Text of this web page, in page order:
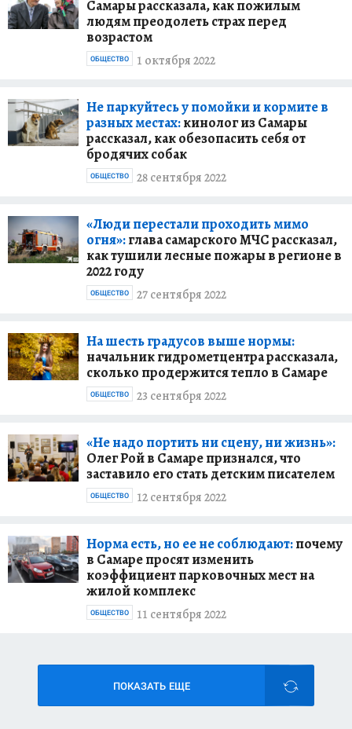
Самары рассказала, как пожилым
людям преодолеть страх перед
возрастом
1 октября 2022
ОБЩЕСТВО
Не паркуйтесь у помойки и кормите в
разных местах:кинолог из Самары
рассказал, как обезопасить себя от
бродячих собак
28 сентября 2022
ОБЩЕСТВО
«Люди перестали проходить мимо
огня»:глава самарского МЧС рассказал,
как тушили лесные пожары в регионе в
2022 году
27 сентября 2022
ОБЩЕСТВО
На шесть градусов выше нормы:
начальник гидрометцентра рассказала,
сколько продержится тепло в Самаре
23 сентября 2022
ОБЩЕСТВО
«Не надо портить ни сцену, ни жизнь»:
Олег Рой в Самаре признался, что
заставило его стать детским писателем
12 сентября 2022
ОБЩЕСТВО
Норма есть, но ее не соблюдают:почему
в Самаре просят изменить
коэффициент парковочных мест на
жилой комплекс
11 сентября 2022
ОБЩЕСТВО
ПОКАЗАТЬ ЕЩЕ